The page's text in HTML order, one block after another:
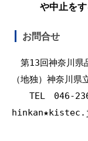
や中止をす
お問合せ
第13回神奈川県
（地独）神奈川
TEL　046-
hinkan★kistec.jp